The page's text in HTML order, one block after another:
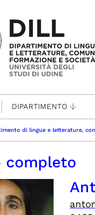
principale
DIPARTIMENTO
di lingue e letterature,
completo